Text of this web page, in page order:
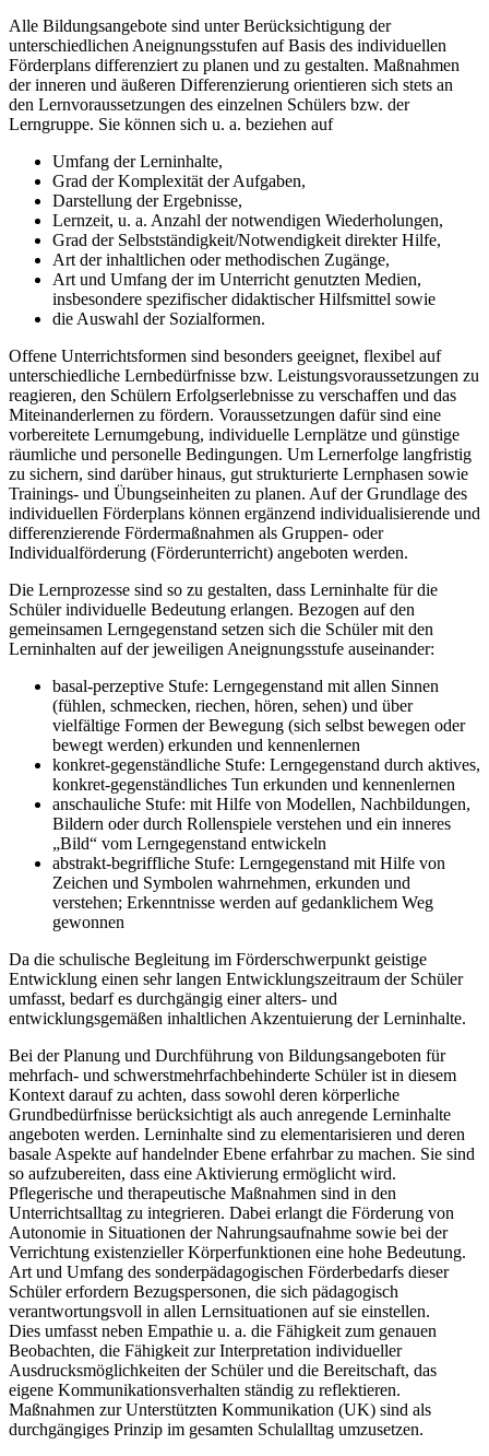
Alle Bildungsangebote sind unter Berücksichtigung der
unterschiedlichen Aneignungsstufen auf Basis des individuellen
Förderplans differenziert zu planen und zu gestalten. Maßnahmen
der inneren und äußeren Differenzierung orientieren sich stets an
den Lernvoraussetzungen des einzelnen Schülers bzw. der
Lerngruppe. Sie können sich u. a. beziehen auf
Umfang der Lerninhalte,
Grad der Komplexität der Aufgaben,
Darstellung der Ergebnisse,
Lernzeit, u. a. Anzahl der notwendigen Wiederholungen,
Grad der Selbstständigkeit/Notwendigkeit direkter Hilfe,
Art der inhaltlichen oder methodischen Zugänge,
Art und Umfang der im Unterricht genutzten Medien,
insbesondere spezifischer didaktischer Hilfsmittel sowie
die Auswahl der Sozialformen.
Offene Unterrichtsformen sind besonders geeignet, flexibel auf
unterschiedliche Lernbedürfnisse bzw. Leistungsvoraussetzungen zu
reagieren, den Schülern Erfolgserlebnisse zu verschaffen und das
Miteinanderlernen zu fördern. Voraussetzungen dafür sind eine
vorbereitete Lernumgebung, individuelle Lernplätze und günstige
räumliche und personelle Bedingungen. Um Lernerfolge langfristig
zu sichern, sind darüber hinaus, gut strukturierte Lernphasen sowie
Trainings- und Übungseinheiten zu planen. Auf der Grundlage des
individuellen Förderplans können ergänzend individualisierende und
differenzierende Fördermaßnahmen als Gruppen- oder
Individualförderung (Förderunterricht) angeboten werden.
Die Lernprozesse sind so zu gestalten, dass Lerninhalte für die
Schüler individuelle Bedeutung erlangen. Bezogen auf den
gemeinsamen Lerngegenstand setzen sich die Schüler mit den
Lerninhalten auf der jeweiligen Aneignungsstufe auseinander:
basal-perzeptive Stufe: Lerngegenstand mit allen Sinnen
(fühlen, schmecken, riechen, hören, sehen) und über
vielfältige Formen der Bewegung (sich selbst bewegen oder
bewegt werden) erkunden und kennenlernen
konkret-gegenständliche Stufe: Lerngegenstand durch aktives,
konkret-gegenständliches Tun erkunden und kennenlernen
anschauliche Stufe: mit Hilfe von Modellen, Nachbildungen,
Bildern oder durch Rollenspiele verstehen und ein inneres
„Bild“ vom Lerngegenstand entwickeln
abstrakt-begriffliche Stufe: Lerngegenstand mit Hilfe von
Zeichen und Symbolen wahrnehmen, erkunden und
verstehen; Erkenntnisse werden auf gedanklichem Weg
gewonnen
Da die schulische Begleitung im Förderschwerpunkt geistige
Entwicklung einen sehr langen Entwicklungszeitraum der Schüler
umfasst, bedarf es durchgängig einer alters- und
entwicklungsgemäßen inhaltlichen Akzentuierung der Lerninhalte.
Bei der Planung und Durchführung von Bildungsangeboten für
mehrfach- und schwerstmehrfachbehinderte Schüler ist in diesem
Kontext darauf zu achten, dass sowohl deren körperliche
Grundbedürfnisse berücksichtigt als auch anregende Lerninhalte
angeboten werden. Lerninhalte sind zu elementarisieren und deren
basale Aspekte auf handelnder Ebene erfahrbar zu machen. Sie sind
so aufzubereiten, dass eine Aktivierung ermöglicht wird.
Pflegerische und therapeutische Maßnahmen sind in den
Unterrichtsalltag zu integrieren. Dabei erlangt die Förderung von
Autonomie in Situationen der Nahrungsaufnahme sowie bei der
Verrichtung existenzieller Körperfunktionen eine hohe Bedeutung.
Art und Umfang des sonderpädagogischen Förderbedarfs dieser
Schüler erfordern Bezugspersonen, die sich pädagogisch
verantwortungsvoll in allen Lernsituationen auf sie einstellen.
Dies umfasst neben Empathie u. a. die Fähigkeit zum genauen
Beobachten, die Fähigkeit zur Interpretation individueller
Ausdrucksmöglichkeiten der Schüler und die Bereitschaft, das
eigene Kommunikationsverhalten ständig zu reflektieren.
Maßnahmen zur Unterstützten Kommunikation (UK) sind als
durchgängiges Prinzip im gesamten Schulalltag umzusetzen.